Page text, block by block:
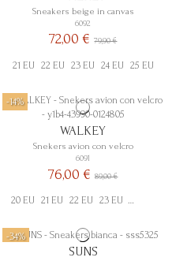
27 EU 29 EU
Sneakers beige in canvas
6092
72,00 €79,90 €
21 EU 22 EU 23 EU 24 EU 25 EU
26 EU 29 EU
-14%
Snekers avion con velcro
WALKEY
6091
76,00 €89,00 €
20 EU 21 EU 22 EU 23 EU 24 EU
-34%
SUNS